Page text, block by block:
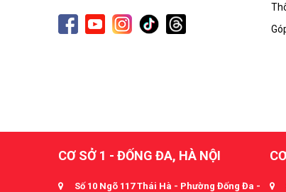
CƠ SỞ 1 - ĐỐNG ĐA, HÀ NỘI
Số 10 Ngõ 117 Thái Hà - Phường Đống Đa -